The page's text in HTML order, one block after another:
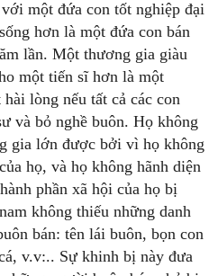
một đứa con tốt nghiệp đại
hơn là một đứa con bán
lần. Một thương gia giàu
một tiến sĩ hơn là một
lòng nếu tất cả các con
và bỏ nghề buôn. Họ không
gia lớn được bởi vì họ không
họ, và họ không hãnh diện
phần xã hội của họ bị
không thiếu những danh
bán: tên lái buôn, bọn con
v.v:.. Sự khinh bị này đưa